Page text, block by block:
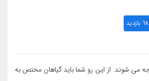
می شوند. از این رو شما باید گیاهان مختص به